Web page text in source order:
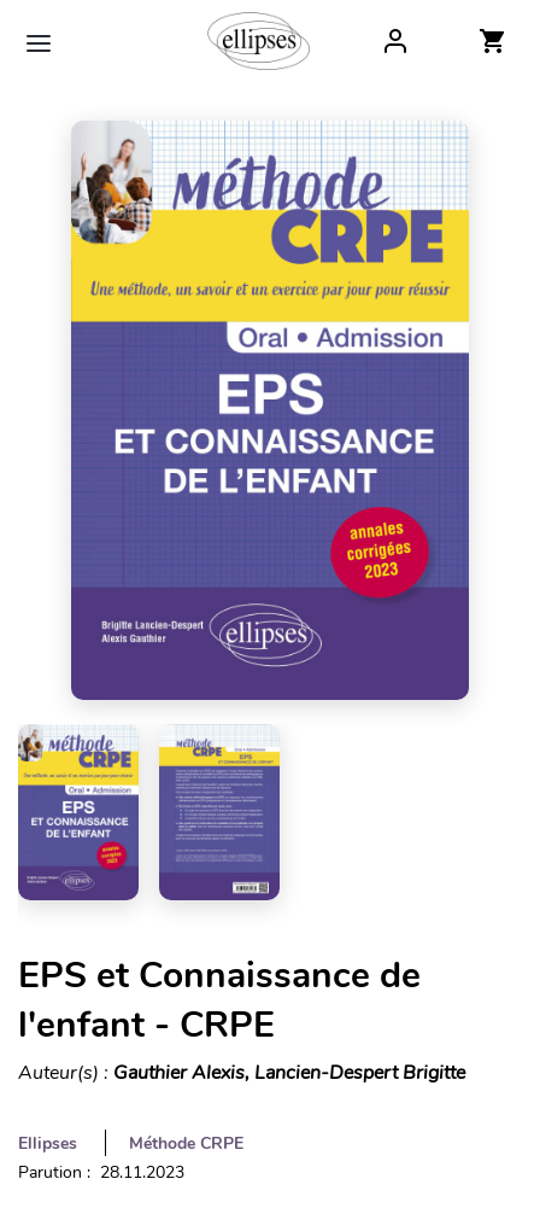
EPS et Connaissance de
l'enfant - CRPE
Auteur(s) : Gauthier Alexis, Lancien-Despert Brigitte
Ellipses
Méthode CRPE
Parution : 28.11.2023